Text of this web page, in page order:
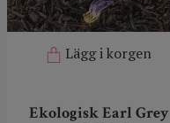
Lägg i korgen
Ekologisk Earl Grey